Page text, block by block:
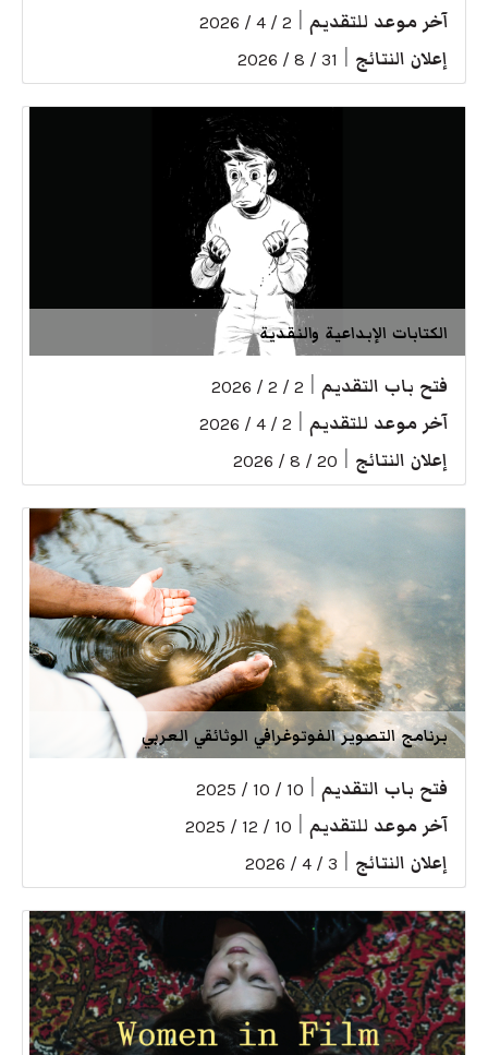
آخر موعد للتقديم 2 / 4 / 2026
إعلان النتائج 31 / 8 / 2026
الكتابات الإبداعية والنقدية
فتح باب التقديم 2 / 2 / 2026
آخر موعد للتقديم 2 / 4 / 2026
إعلان النتائج 20 / 8 / 2026
برنامج التصوير الفوتوغرافي الوثائقي العربي
فتح باب التقديم 10 / 10 / 2025
آخر موعد للتقديم 10 / 12 / 2025
إعلان النتائج 3 / 4 / 2026